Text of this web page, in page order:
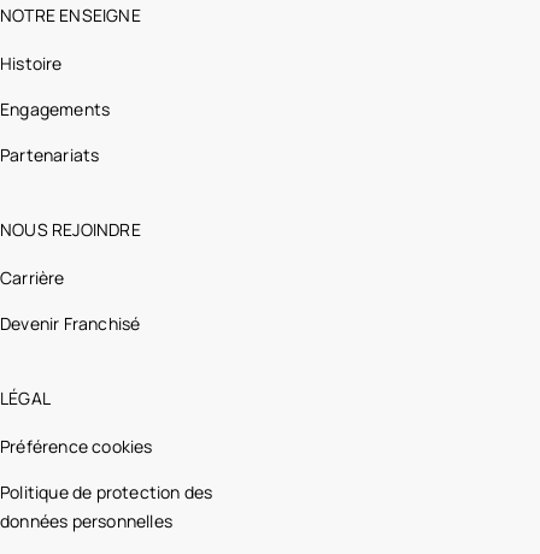
NOTRE ENSEIGNE
Histoire
Engagements
Partenariats
NOUS REJOINDRE
Carrière
Devenir Franchisé
LÉGAL
Préférence cookies
Politique de protection des
données personnelles